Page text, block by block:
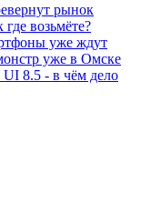
рынок
возьмёте?
уже ждут
уже в Омске
UI 8.5 - в чём дело